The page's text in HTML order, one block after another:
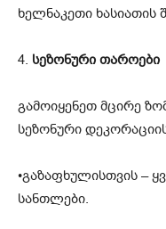
ხელნაკეთი ხასიათის
4. სეზონური თაროები
გამოიყენეთ მცირე
სეზონური
•გაზაფხულისთვის –
სანთლები.